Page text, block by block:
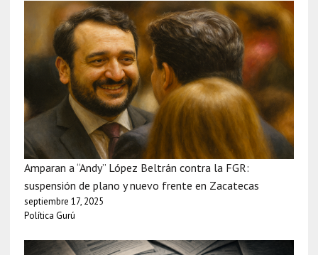
Amparan a “Andy” López Beltrán contra la FGR:
suspensión de plano y nuevo frente en Zacatecas
septiembre 17, 2025
Política Gurú